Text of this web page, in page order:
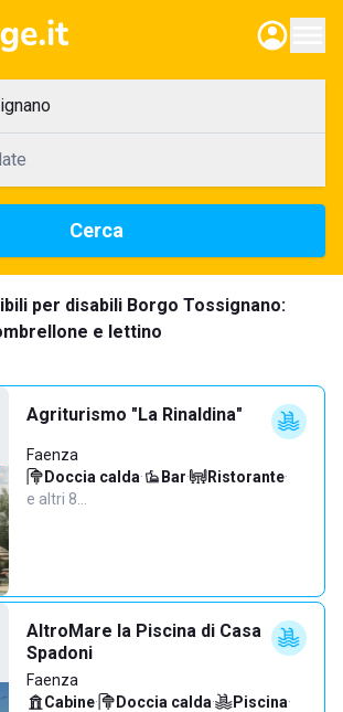
Cerca
per disabili Borgo Tossignano:
e lettino
Agriturismo "La Rinaldina"
Faenza
Doccia calda· Bar· Ristorante·
e altri 8…
AltroMare la Piscina di Casa
Spadoni
Faenza
Cabine· Doccia calda· Piscina·